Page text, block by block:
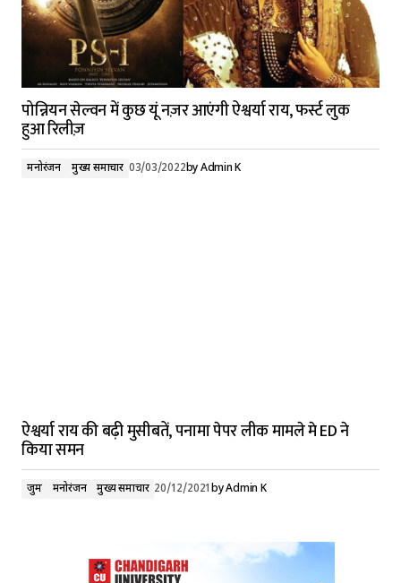
पोन्नियन सेल्वन में कुछ यूं नज़र आएंगी ऐश्वर्या राय, फर्स्ट लुक
हुआ रिलीज़
मनोरंजन मुख्य समाचार 03/03/2022byAdmin K
ऐश्वर्या राय की बढ़ी मुसीबतें, पनामा पेपर लीक मामले मे ED ने
किया समन
जुर्म मनोरंजन मुख्य समाचार 20/12/2021byAdmin K